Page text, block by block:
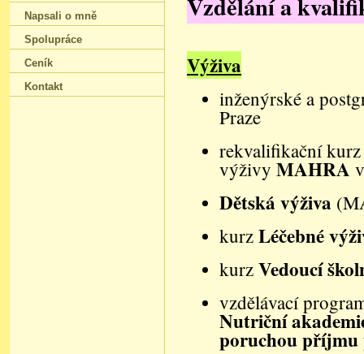
Výživa
inženýrské a
Praze
rekvalifikační
výživy MAHRA
Dětská výživa
kurz Léčebné
kurz Vedoucí
vzdělávací
Nutriční
poruchou
Napsali o mně
Spolupráce
Ceník
Kontakt